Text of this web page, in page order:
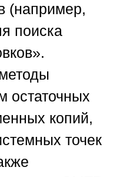
(например,
поиска
остаточных
копий,
точек